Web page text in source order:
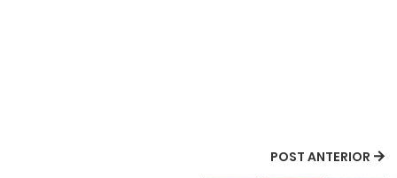
POST ANTERIOR